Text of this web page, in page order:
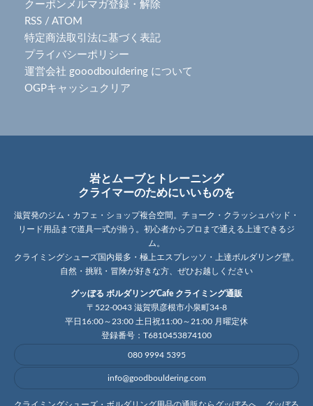
クーポンメルマガ登録・解除
RSS / ATOM
特定商法取引法に基づく表記
プライバシーポリシー
運営会社 gooodbouldering について
OGPキャッシュクリア
岩とムーブとトレーニング
クライマーのためにいいものを
滋賀発のジム・カフェ・ショップ複合空間。チョーク・クラッシュパッド・
リード用品まで道具一式が揃う。初心者からプロまで通える上達できるジ
ム。
クライミングシューズ国内最多・極上エスプレッソ・上達ボルダリング壁。
自然・挑戦・冒険が好きな方、ぜひお越しください
グッぼる ボルダリングCafe クライミング通販
〒522-0043 滋賀県彦根市小泉町34-8
平日16:00～23:00 土日祝11:00～21:00 月曜定休
登録番号：T6810453874100
080 9994 5395
info@goodbouldering.com
クライミングシューズ・ボルダリング用品の通販ならグッぼるへ。グッぼる